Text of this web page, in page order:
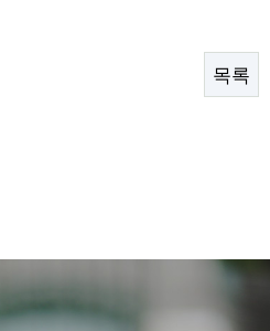
목록